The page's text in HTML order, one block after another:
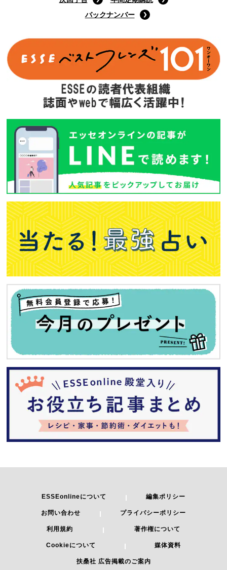
バックナンバー
ESSEonlineについて 編集ポリシー
お問い合わせ プライバシーポリシー
利用規約 著作権について
Cookieについて 媒体資料
扶桑社 広告掲載のご案内